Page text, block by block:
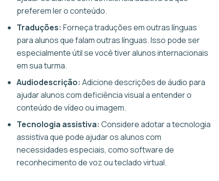
preferem ler o conteúdo.
Traduções: Forneça traduções em outras línguas
para alunos que falam outras línguas. Isso pode ser
especialmente útil se você tiver alunos internacionais
em sua turma.
Audiodescrição: Adicione descrições de áudio para
ajudar alunos com deficiência visual a entender o
conteúdo de vídeo ou imagem.
Tecnologia assistiva: Considere adotar a tecnologia
assistiva que pode ajudar os alunos com
necessidades especiais, como software de
reconhecimento de voz ou teclado virtual.